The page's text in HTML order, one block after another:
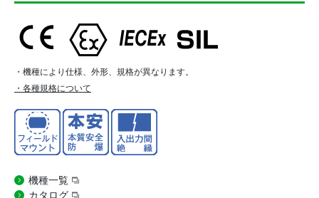
・機種により仕様、外形、規格が異なります。
・各種規格について
機種一覧
カタログ